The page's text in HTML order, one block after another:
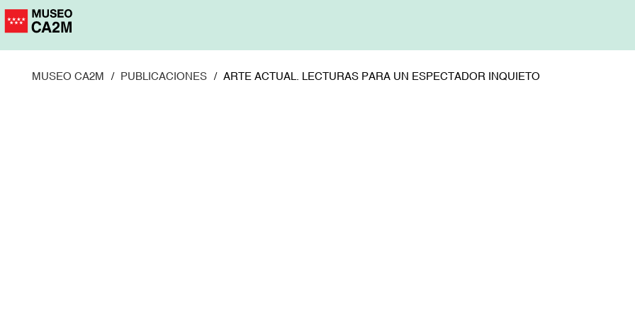
Pasar
MUSEO CA2M PUBLICACIONES ARTE ACTUAL. LECTURAS PARA UN ESPECTADOR INQUIETO